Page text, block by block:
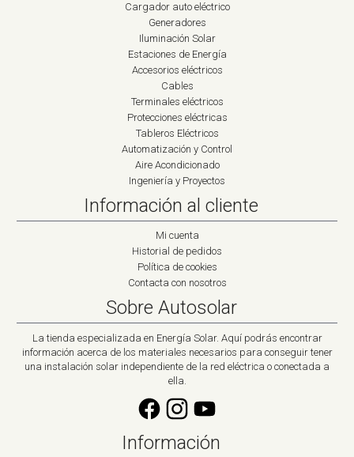
Cargador auto eléctrico
Generadores
Iluminación Solar
Estaciones de Energía
Accesorios eléctricos
Cables
Terminales eléctricos
Protecciones eléctricas
Tableros Eléctricos
Automatización y Control
Aire Acondicionado
Ingeniería y Proyectos
Información al cliente
Mi cuenta
Historial de pedidos
Política de cookies
Contacta con nosotros
Sobre Autosolar
La tienda especializada en Energía Solar. Aquí podrás encontrar
información acerca de los materiales necesarios para conseguir tener
una instalación solar independiente de la red eléctrica o conectada a
ella.
Información